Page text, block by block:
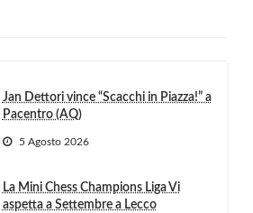
Jan Dettori vince “Scacchi in Piazza!” a
Pacentro (AQ)
5 Agosto 2026
La Mini Chess Champions Liga Vi
aspetta a Settembre a Lecco